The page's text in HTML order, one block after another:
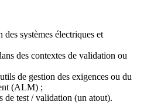
systèmes électriques et
des contextes de validation ou
de gestion des exigences ou du
(ALM) ;
de test / validation (un atout).